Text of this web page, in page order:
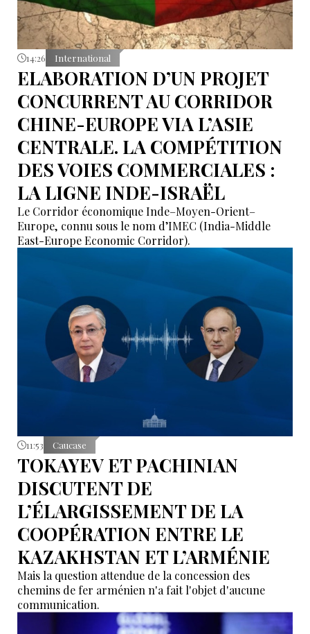
14:26 International
ELABORATION D’UN PROJET
CONCURRENT AU CORRIDOR
CHINE-EUROPE VIA L’ASIE
CENTRALE. LA COMPÉTITION
DES VOIES COMMERCIALES :
LA LIGNE INDE-ISRAËL
Le Corridor économique Inde–Moyen-Orient–
Europe, connu sous le nom d’IMEC (India-Middle
East-Europe Economic Corridor).
11:53 Caucase
TOKAYEV ET PACHINIAN
DISCUTENT DE
L’ÉLARGISSEMENT DE LA
COOPÉRATION ENTRE LE
KAZAKHSTAN ET L’ARMÉNIE
Mais la question attendue de la concession des
chemins de fer arménien n'a fait l'objet d'aucune
communication.